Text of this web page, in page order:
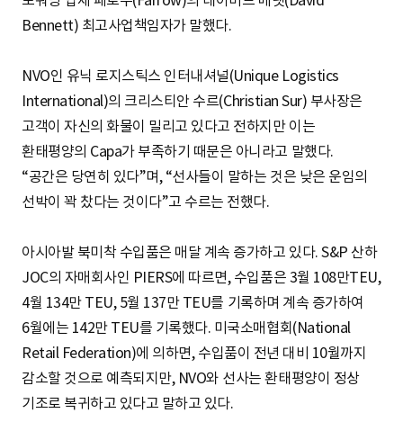
Bennett) 최고사업책임자가 말했다.
NVO인 유닉 로지스틱스 인터내셔널(Unique Logistics
International)의 크리스티안 수르(Christian Sur) 부사장은
고객이 자신의 화물이 밀리고 있다고 전하지만 이는
환태평양의 Capa가 부족하기 때문은 아니라고 말했다.
“공간은 당연히 있다”며, “선사들이 말하는 것은 낮은 운임의
선박이 꽉 찼다는 것이다”고 수르는 전했다.
아시아발 북미착 수입품은 매달 계속 증가하고 있다. S&P 산하
JOC의 자매회사인 PIERS에 따르면, 수입품은 3월 108만TEU,
4월 134만 TEU, 5월 137만 TEU를 기록하며 계속 증가하여
6월에는 142만 TEU를 기록했다. 미국소매협회(National
Retail Federation)에 의하면, 수입품이 전년 대비 10월까지
감소할 것으로 예측되지만, NVO와 선사는 환태평양이 정상
기조로 복귀하고 있다고 말하고 있다.